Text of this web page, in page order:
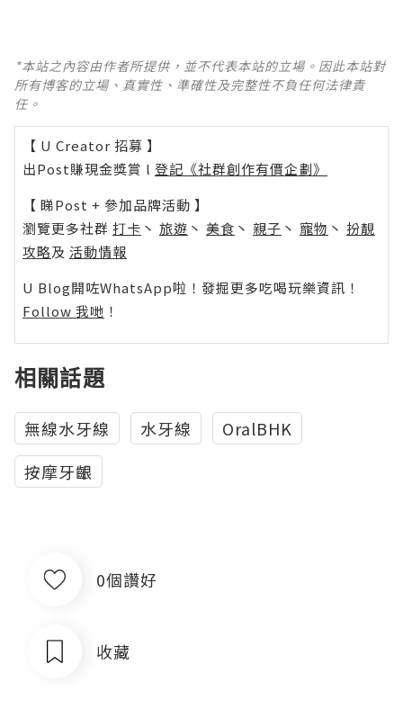
*本站之內容由作者所提供，並不代表本站的立場。因此本站對
所有博客的立場、真實性、準確性及完整性不負任何法律責
任。
【 U Creator 招募 】
出Post賺現金獎賞 l 登記《社群創作有價企劃》
【 睇Post + 參加品牌活動 】
瀏覽更多社群 打卡 丶 旅遊 丶 美食 丶 親子 丶 寵物 丶 扮靚
攻略及 活動情報
U Blog開咗WhatsApp啦！發掘更多吃喝玩樂資訊！
Follow 我哋 ！
相關話題
無線水牙線 水牙線
OralBHK
按摩牙齦
0個讚好
收藏